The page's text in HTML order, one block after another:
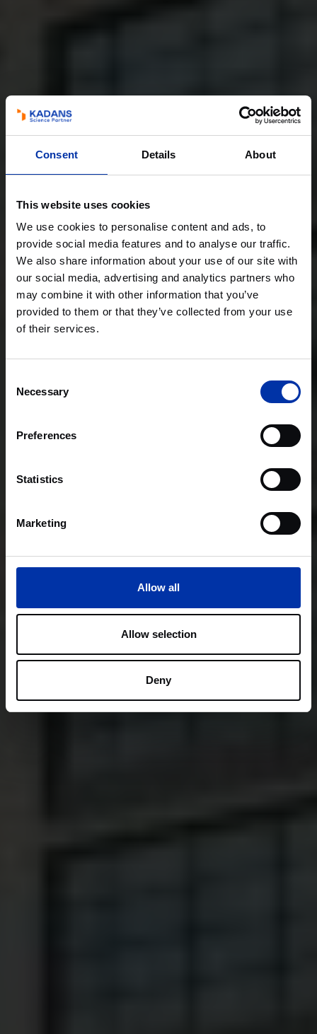
Consent Details About
This website uses cookies
We use cookies to personalise content and ads, to
provide social media features and to analyse our traffic.
We also share information about your use of our site with
our social media, advertising and analytics partners who
may combine it with other information that you’ve
provided to them or that they’ve collected from your use
of their services.
Selection
Necessary
Preferences
Statistics
Marketing
Allow all
Allow selection
Deny